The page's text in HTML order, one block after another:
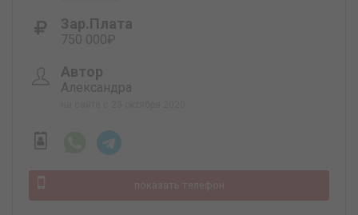
Зар.плата
750 000₽
Автор
Александра
показать телефон